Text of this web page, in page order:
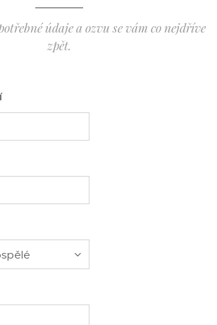
údaje a ozvu se vám co nejdříve
zpět.